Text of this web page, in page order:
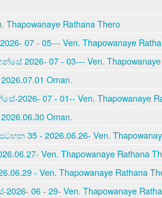
Rathana Thero
07 - 05--- Ven. Thapowanaye
07 - 03--- Ven. Thapowanaye
Oman.
07 - 01-- Ven. Thapowanaye
Oman.
35 - 2026.06.26- Ven.
Ven. Thapowanaye Rathana
- Ven. Thapowanaye Rathana
06 - 29- Ven. Thapowanaye